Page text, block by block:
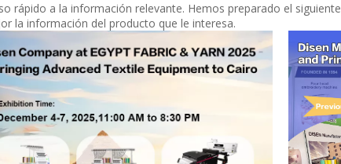
rápido a la información relevante. Hemos preparado el siguiente
la información del producto que le interesa.